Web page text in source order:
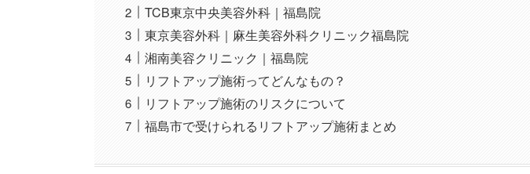
TCB東京中央美容外科｜福島院
東京美容外科｜麻生美容外科クリニック福島院
湘南美容クリニック｜福島院
リフトアップ施術ってどんなもの？
リフトアップ施術のリスクについて
福島市で受けられるリフトアップ施術まとめ